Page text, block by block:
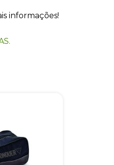
informações!
empresa está comprometida a